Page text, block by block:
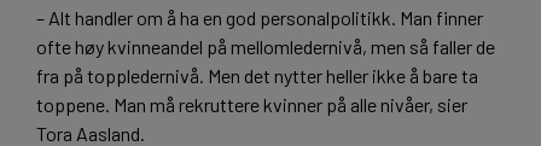
– Alt handler om å ha en god personalpolitikk. Man finner
ofte høy kvinneandel på mellomledernivå, men så faller de
fra på toppledernivå. Men det nytter heller ikke å bare ta
toppene. Man må rekruttere kvinner på alle nivåer, sier
Tora Aasland.